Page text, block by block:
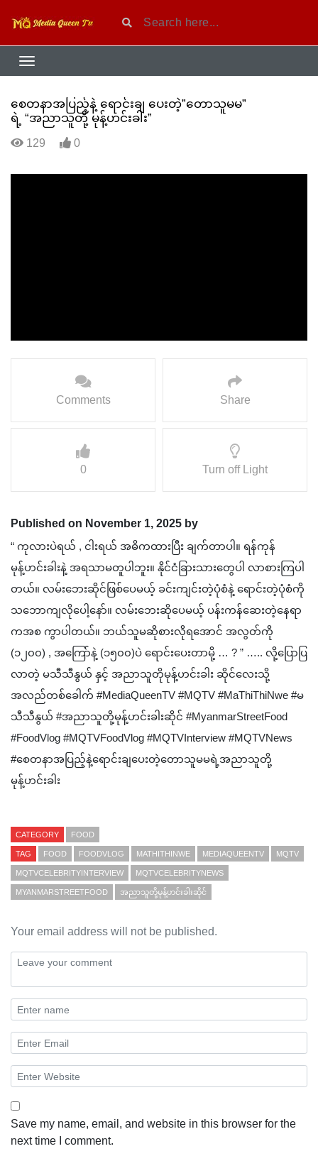
စေတနာအပြည့်နဲ့ ရောင်းချ ပေးတဲ့”တောသူမမ”
ရဲ့ “အညာသူတို့ မုန့်ဟင်းခါး”
129 0
Comments Share
0 Turn off Light
Published on November 1, 2025 by
“ ကုလားပဲရယ် , ငါးရယ် အဓိကထားပြီး ချက်တာပါ။ ရန်ကုန်
မုန့်ဟင်းခါးနဲ့ အရသာမတူပါဘူး။ နိုင်ငံခြားသားတွေပါ လာစားကြပါ
တယ်။ လမ်းဘေးဆိုင်ဖြစ်ပေမယ့် ခင်းကျင်းတဲ့ပုံစံနဲ့ ရောင်းတဲ့ပုံစံကို
သဘောကျလိုပေါ့နော်။ လမ်းဘေးဆိုပေမယ့် ပန်းကန်ဆေးတဲ့နေရာ
ကအစ ကွာပါတယ်။ ဘယ်သူမဆိုစားလိုရအောင် အလွတ်ကို
(၁၂၀၀) , အကြော်နဲ့ (၁၅၀၀)ပဲ ရောင်းပေးတာမို့ … ? ” ….. လို့ပြောပြ
လာတဲ့ မသီသီနွယ် နှင့် အညာသူတိုမုန့်ဟင်းခါး ဆိုင်လေးသို့
အလည်တစ်ခေါက် #MediaQueenTV #MQTV #MaThiThiNwe #မ
သီသီနွယ် #အညာသူတို့မုန့်ဟင်းခါးဆိုင် #MyanmarStreetFood
#FoodVlog #MQTVFoodVlog #MQTVInterview #MQTVNews
#‌စေတနာအပြည့်နဲ့ရောင်းချပေးတဲ့တောသူမမရဲ့အညာသူတို့
မုန့်ဟင်းခါး
CATEGORY FOOD
TAG FOOD FOODVLOG MATHITHINWE MEDIAQUEENTV MQTV
MQTVCELEBRITYINTERVIEW MQTVCELEBRITYNEWS
MYANMARSTREETFOOD အညာသူတို့မုန့်ဟင်းခါးဆိုင်
Your email address will not be published.
Save my name, email, and website in this browser for the
next time I comment.